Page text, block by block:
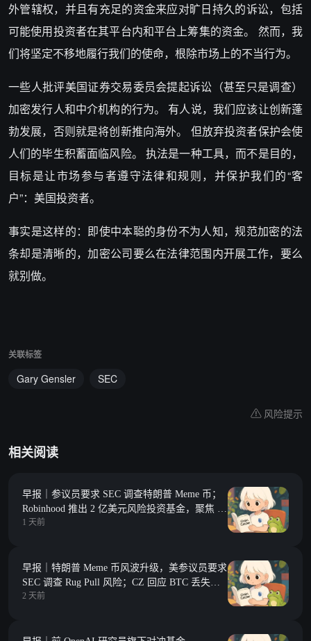
外管辖权，并且有充足的资金来应对旷日持久的诉讼，包括
可能使用投资者在其平台内和平台上筹集的资金。 然而，我
们将坚定不移地履行我们的使命，根除市场上的不当行为。
一些人批评美国证券交易委员会提起诉讼（甚至只是调查）
加密发行人和中介机构的行为。 有人说，我们应该让创新蓬
勃发展，否则就是将创新推向海外。 但放弃投资者保护会使
人们的毕生积蓄面临风险。 执法是一种工具，而不是目的，
目标是让市场参与者遵守法律和规则，并保护我们的“客
户”：美国投资者。
事实是这样的：即使中本聪的身份不为人知，规范加密的法
条却是清晰的，加密公司要么在法律范围内开展工作，要么
就别做。
关联标签
Gary Gensler SEC
风险提示
相关阅读
早报｜参议员要求 SEC 调查特朗普 Meme 币；
Robinhood 推出 2 亿美元风险投资基金，聚焦 Y
Combinator 种子期项目
1 天前
早报｜特朗普 Meme 币风波升级，美参议员要求
SEC 调查 Rug Pull 风险；CZ 回应 BTC 丢失数
据，若数据准确，加密货币存放在交易所比自行
2 天前